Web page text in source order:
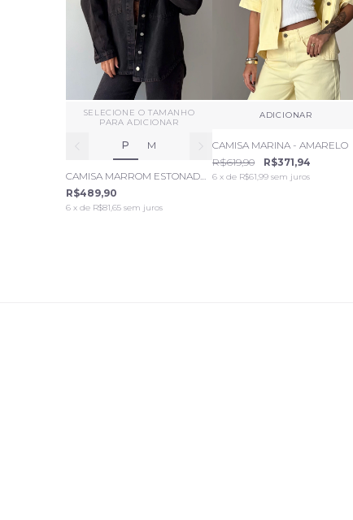
SELECIONE O TAMANHO
PARA ADICIONAR
P M
CAMISA MARROM ESTONADO OVERSIZED – NATALIA
R$489,90
6 x de R$81,65 sem juros
ADICIONAR
CAMISA MARINA - AMARELO
R$619,90
R$371,94
6 x de R$61,99 sem juros